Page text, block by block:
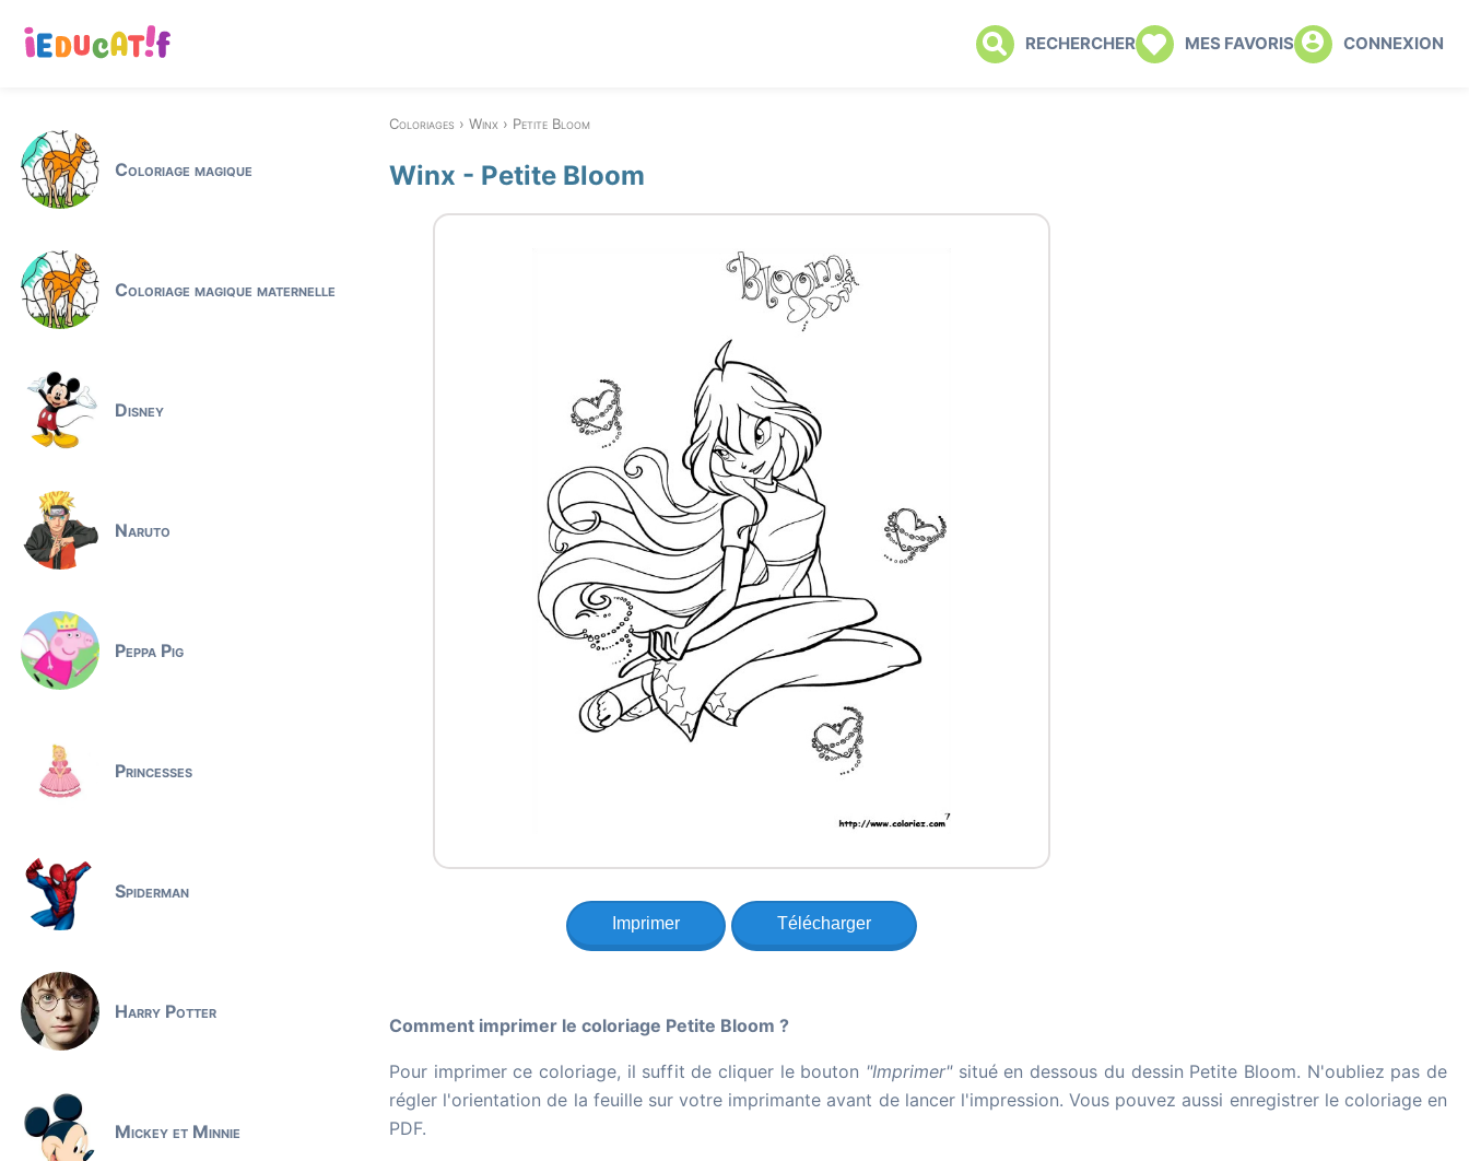
RECHERCHER MES FAVORIS CONNEXION
Coloriage magique
Coloriage magique maternelle
Disney
Naruto
Peppa Pig
Princesses
Spiderman
Harry Potter
Mickey et Minnie
Coloriages Winx Petite Bloom
Winx - Petite Bloom
Imprimer Télécharger
Comment imprimer le coloriage Petite Bloom ?
Pour imprimer ce coloriage, il suffit de cliquer le bouton "Imprimer"situé en dessous du dessin Petite Bloom. N'oubliez pas de
régler l'orientation de la feuille sur votre imprimante avant de lancer l'impression. Vous pouvez aussi enregistrer le coloriage en
PDF.